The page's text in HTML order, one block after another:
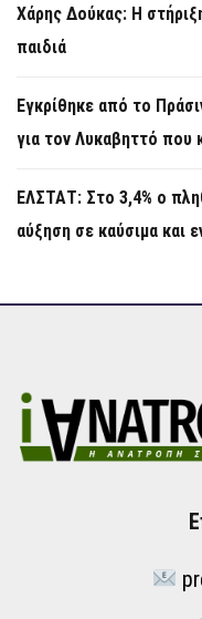
Χάρης Δούκας: Η
παιδιά
Εγκρίθηκε από το
για τον Λυκαβηττό που
ΕΛΣΤΑΤ: Στο 3,4% ο
αύξηση σε καύσιμα και